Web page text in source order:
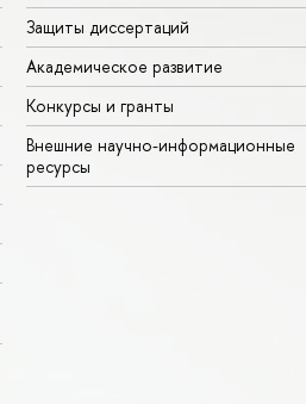
Защиты диссертаций
Академическое развитие
Конкурсы и гранты
Внешние научно-информационные
ресурсы